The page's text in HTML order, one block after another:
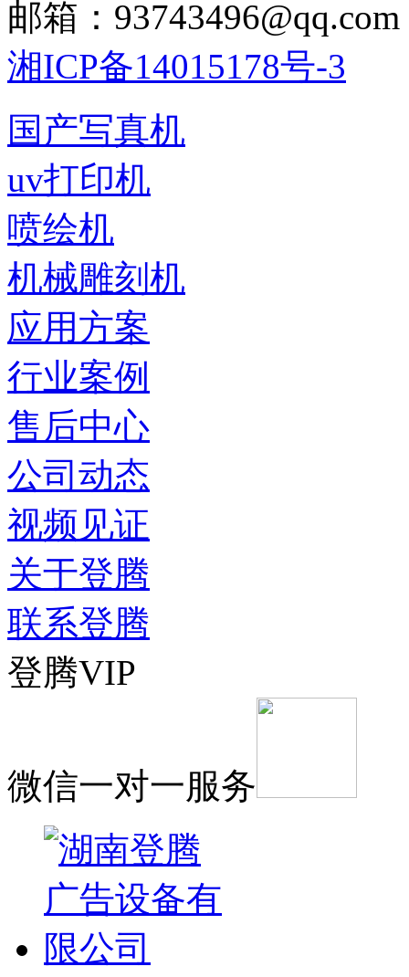
邮箱：93743496@qq.com
湘ICP备14015178号-3
国产写真机
uv打印机
喷绘机
机械雕刻机
应用方案
行业案例
售后中心
公司动态
视频见证
关于登腾
联系登腾
登腾VIP
微信一对一服务